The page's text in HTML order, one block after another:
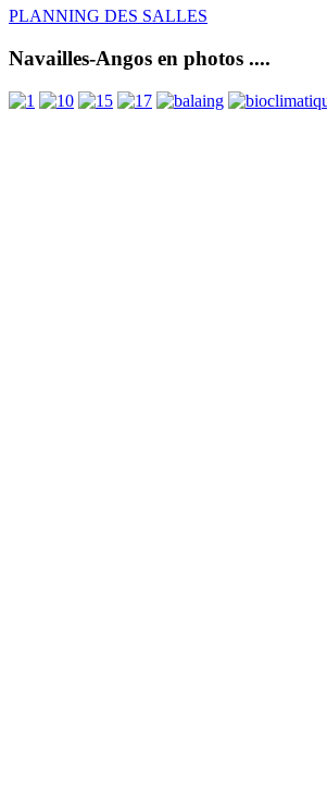
PLANNING DES SALLES
Navailles-Angos en photos ....